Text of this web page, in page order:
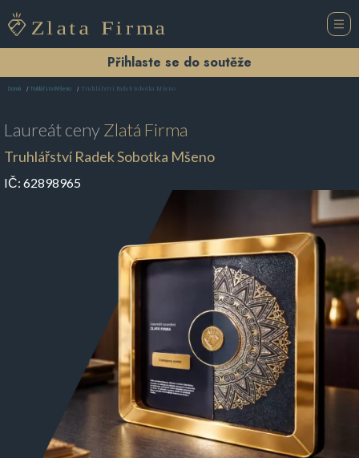
Přihlaste se do soutěže
Domů Truhlářství Mšeno Truhlářství Radek Sobotka Mšeno
Laureát cenyZlatá Firma
Truhlářství Radek Sobotka Mšeno
IČ: 62898965